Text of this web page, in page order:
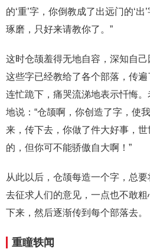
的‘重’字，你倒教成了出远门的‘
琢磨，只好来请教你了。”
这时仓颉羞得无地自容，深知自己
这些字已经教给了各个部落，传
连忙跪下，痛哭流涕地表示忏悔
地说：“仓颉啊，你创造了字，使
来，传下去，你做了件大好事，
的，但你可不能骄傲自大啊！”
从此以后，仓颉每造一个字，总
去征求人们的意见，一点也不敢
下来，然后逐渐传到每个部落去。
重瞳轶闻